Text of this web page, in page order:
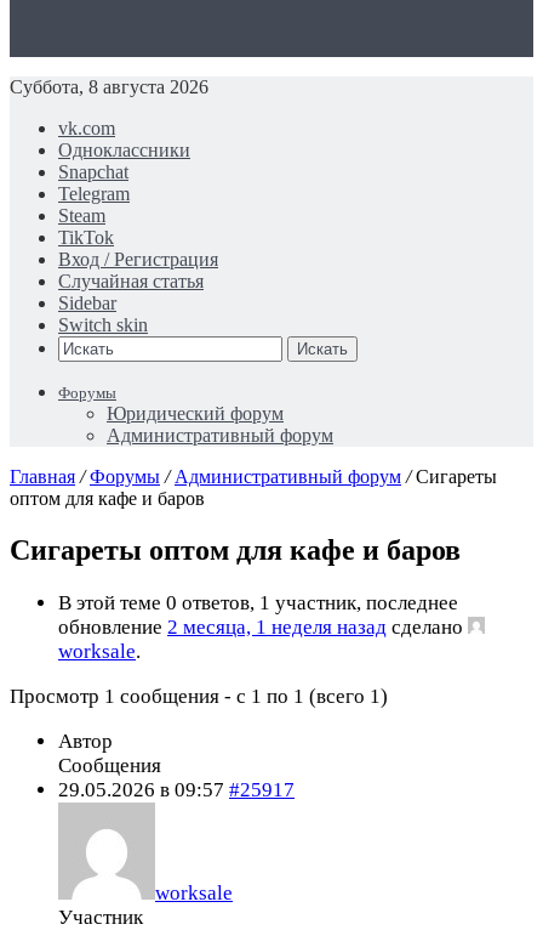
Суббота, 8 августа 2026
vk.com
Одноклассники
Snapchat
Telegram
Steam
TikTok
Вход / Регистрация
Случайная статья
Sidebar
Switch skin
Искать
Форумы
Юридический форум
Административный форум
Главная / Форумы / Административный форум / Сигареты
оптом для кафе и баров
Сигареты оптом для кафе и баров
В этой теме 0 ответов, 1 участник, последнее
обновление 2 месяца, 1 неделя назад сделано
worksale.
Просмотр 1 сообщения - с 1 по 1 (всего 1)
Автор
Сообщения
29.05.2026 в 09:57 #25917
worksale
Участник